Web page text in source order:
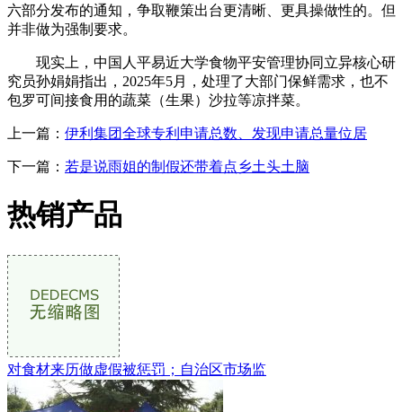
六部分发布的通知，争取鞭策出台更清晰、更具操做性的。但
并非做为强制要求。
现实上，中国人平易近大学食物平安管理协同立异核心研
究员孙娟娟指出，2025年5月，处理了大部门保鲜需求，也不
包罗可间接食用的蔬菜（生果）沙拉等凉拌菜。
上一篇： 伊利集团全球专利申请总数、发现申请总量位居
下一篇： 若是说雨姐的制假还带着点乡土头土脑
热销产品
对食材来历做虚假被惩罚；自治区市场监